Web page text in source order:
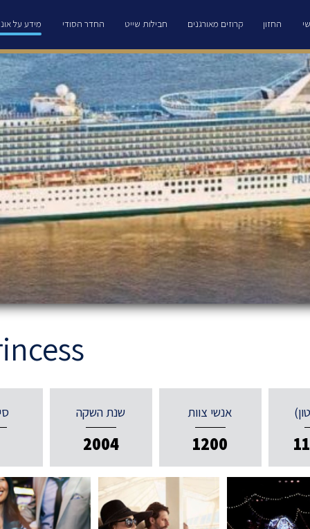
החזון קרוזים מאורגנים חבילות שייט החדר הסודי מידע על
אנשי צוות
1200
שנת השקה
2004